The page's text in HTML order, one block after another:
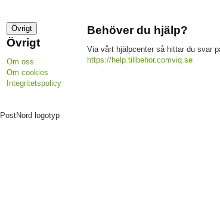
Övrigt
Övrigt
Om oss
Om cookies
Integritetspolicy
Behöver du hjälp?
Via vårt hjälpcenter så hittar du svar
https://help.tillbehor.comviq.se